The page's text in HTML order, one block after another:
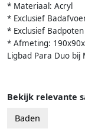
* Materiaal: Acryl
* Exclusief
* Exclusief Badpoten
* Afmeting:
Ligbad Para Duo bij
Bekijk relevante
Baden